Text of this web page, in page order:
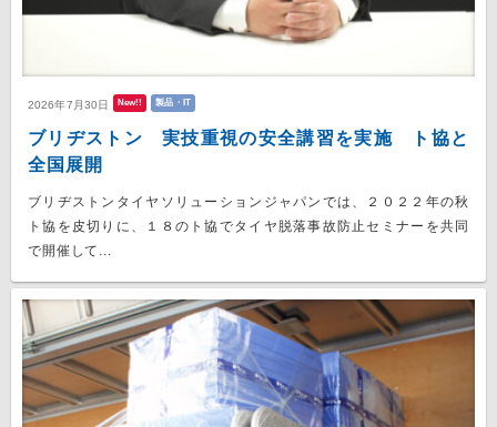
2026年7月30日 New!! 製品・IT
ブリヂストン 実技重視の安全講習を実施 ト協と
全国展開
ブリヂストンタイヤソリューションジャパンでは、２０２２年の秋
ト協を皮切りに、１８のト協でタイヤ脱落事故防止セミナーを共同
で開催して...